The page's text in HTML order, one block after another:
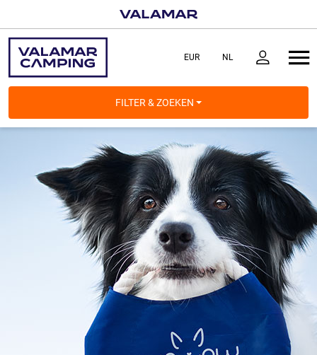
FILTER & ZOEKEN